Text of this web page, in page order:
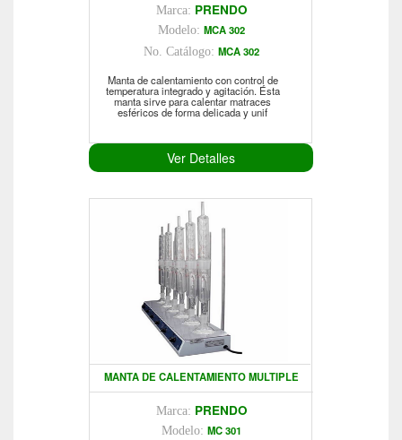
Marca: PRENDO
Modelo: MCA 302
No. Catálogo: MCA 302
Manta de calentamiento con control de
temperatura integrado y agitación. Ésta
manta sirve para calentar matraces
esféricos de forma delicada y unif
Ver Detalles
MANTA DE CALENTAMIENTO MULTIPLE
Marca: PRENDO
Modelo: MC 301